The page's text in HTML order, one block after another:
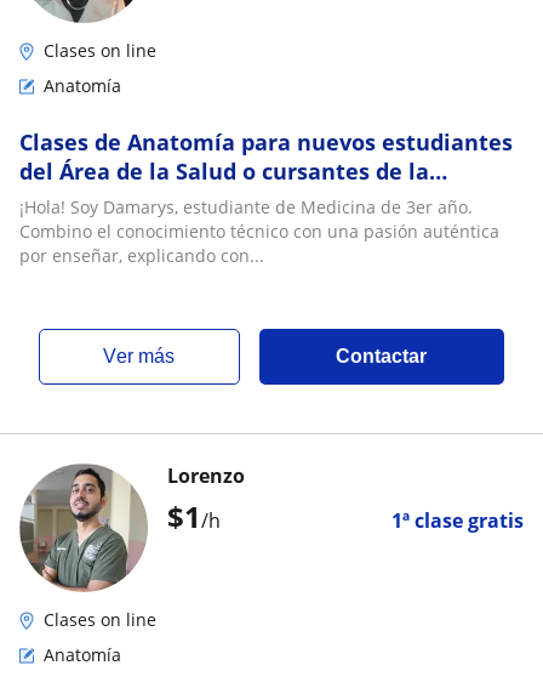
Clases on line
Anatomía
Clases de Anatomía para nuevos estudiantes
del Área de la Salud o cursantes de la
materia, nivel universitario
¡Hola! Soy Damarys, estudiante de Medicina de 3er año.
Combino el conocimiento técnico con una pasión auténtica
por enseñar, explicando con...
ver más Contactar
$1/h 1ª clase gratis
Lorenzo
Clases on line
Anatomía